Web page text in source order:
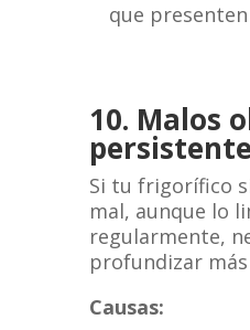
que
10. Malos
Si tu frigorífico
mal, aunque lo
regularmente,
profundizar
Causas: